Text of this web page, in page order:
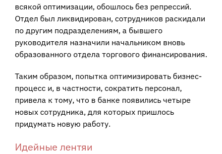
всякой оптимизации, обошлось без репрессий.
Отдел был ликвидирован, сотрудников раскидали
по другим подразделениям, а бывшего
руководителя назначили начальником вновь
образованного отдела торгового финансирования.
Таким образом, попытка оптимизировать бизнес-
процесс и, в частности, сократить персонал,
привела к тому, что в банке появились четыре
новых сотрудника, для которых пришлось
придумать новую работу.
Идейные лентяи